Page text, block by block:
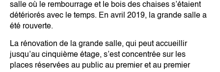
salle où le rembourrage et le bois des chaises s’étaient
détériorés avec le temps. En avril 2019, la grande salle a
été rouverte.
La rénovation de la grande salle, qui peut accueillir
jusqu’au cinquième étage, s’est concentrée sur les
places réservées au public au premier et au premier